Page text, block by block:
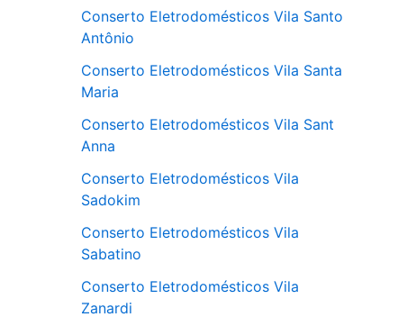
Conserto Eletrodomésticos Vila Santo
Antônio
Conserto Eletrodomésticos Vila Santa
Maria
Conserto Eletrodomésticos Vila Sant
Anna
Conserto Eletrodomésticos Vila
Sadokim
Conserto Eletrodomésticos Vila
Sabatino
Conserto Eletrodomésticos Vila
Zanardi